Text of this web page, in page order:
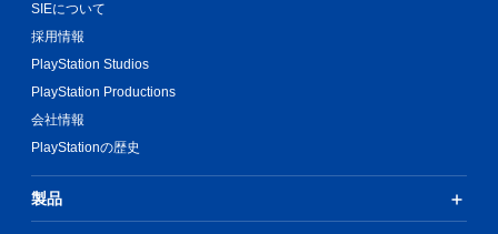
SIEについて
採用情報
PlayStation Studios
PlayStation Productions
会社情報
PlayStationの歴史
製品